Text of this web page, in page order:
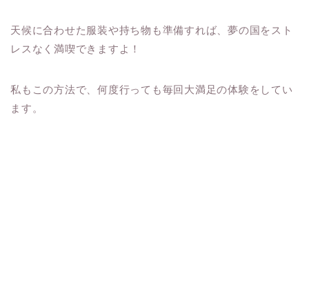
天候に合わせた服装や持ち物も準備すれば、夢の国をスト
レスなく満喫できますよ！
私もこの方法で、何度行っても毎回大満足の体験をしてい
ます。